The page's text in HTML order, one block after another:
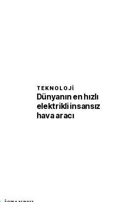
TEKNOLOJI
Dünyanın en hızlı
elektrikli insansız
hava aracı